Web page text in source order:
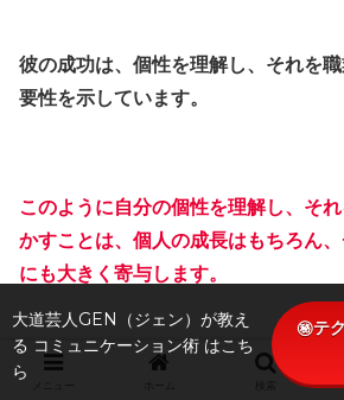
彼の成功は、個性を理解し、それを
要性を示しています。
このように自分の個性を理解し、そ
かすことは、個人の成長はもちろん
にも大きく寄与します。
自分の特性を活かすことで、仕事の
大道芸人GEN（ジェン）が教え
る コミュニケーション術 はこち
ら
㊙テ